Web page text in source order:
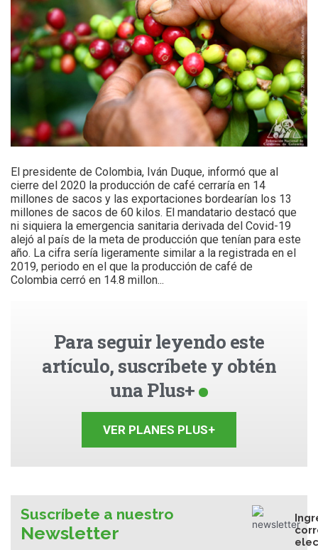
El presidente de Colombia, Iván Duque, informó que al
cierre del 2020 la producción de café cerraría en 14
millones de sacos y las exportaciones bordearían los 13
millones de sacos de 60 kilos. El mandatario destacó que
ni siquiera la emergencia sanitaria derivada del Covid-19
alejó al país de la meta de producción que tenían para este
año. La cifra sería ligeramente similar a la registrada en el
2019, periodo en el que la producción de café de
Colombia cerró en 14.8 millon...
Para seguir leyendo este
artículo, suscríbete y obtén
una Plus+
VER PLANES PLUS+
Suscríbete a nuestro
Newsletter